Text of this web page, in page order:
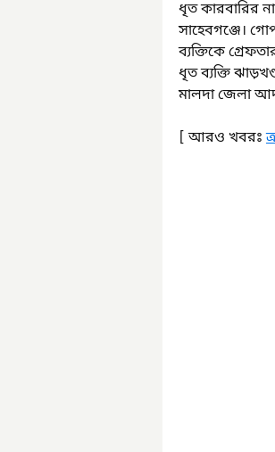
ধৃত কারবারির
সাহেবগঞ্জে।
ব্যক্তিকে
ধৃত ব্যক্তি
মালদা জেলা
[ আরও খবরঃ